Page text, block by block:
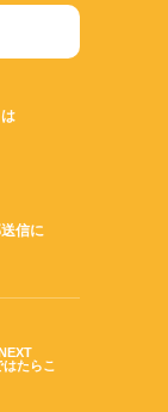
信に
たらこ